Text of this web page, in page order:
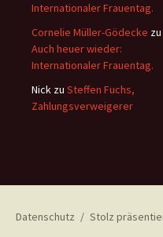
Internationaler Frauentag.
Cornelie Müller-Gödecke zu
Auch heuer wieder:
Internationaler Frauentag.
Nick zu Steffen Fuchs,
Zahlungsverweigerer
Datenschutz Stolz